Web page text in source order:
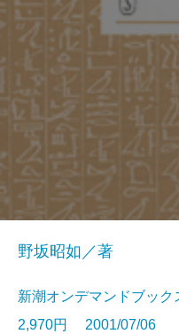
野坂昭如／著
新潮オンデマンドブッ
2,970円 2001/07/06